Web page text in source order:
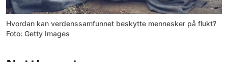
Hvordan kan verdenssamfunnet beskytte mennesker på flukt?
Foto: Getty Images